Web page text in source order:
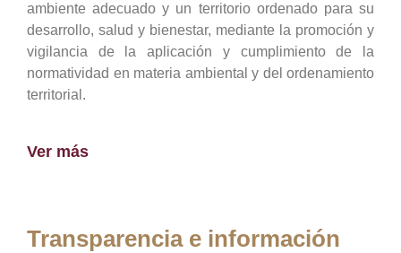
ambiente adecuado y un territorio ordenado para su
desarrollo, salud y bienestar, mediante la promoción y
vigilancia de la aplicación y cumplimiento de la
normatividad en materia ambiental y del ordenamiento
territorial.
Ver más
Transparencia e información